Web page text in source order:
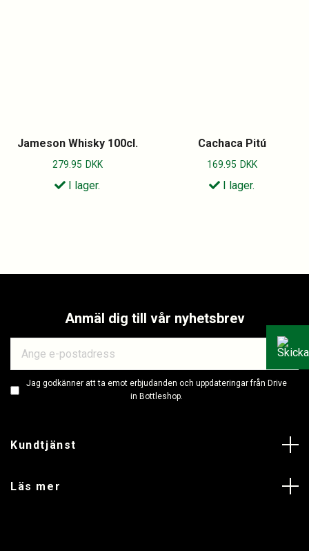
Jameson Whisky 100cl.
279.95 DKK
I lager.
Cachaca Pitú
169.95 DKK
I lager.
Anmäl dig till vår nyhetsbrev
Jag godkänner att ta emot erbjudanden och uppdateringar från Drive
in Bottleshop.
Kundtjänst
Läs mer